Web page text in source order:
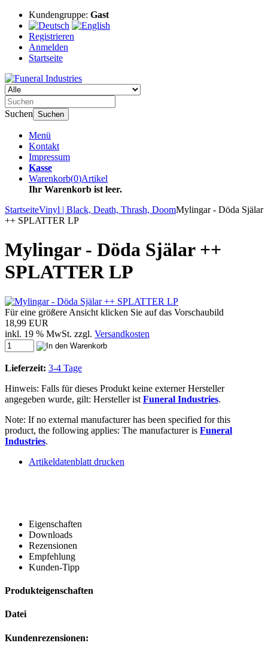
Kundengruppe: Gast
Registrieren
Anmelden
Startseite
Suchen Suchen
Menü
Kontakt
Impressum
Kasse
Warenkorb(0)Artikel
Ihr Warenkorb ist leer.
StartseiteVinyl | Black, Death, Thrash, DoomMylingar - Döda Själar
++ SPLATTER LP
Mylingar - Döda Själar ++
SPLATTER LP
Für eine größere Ansicht klicken Sie auf das Vorschaubild
18,99 EUR
inkl. 19 % MwSt. zzgl. Versandkosten
Lieferzeit: 3-4 Tage
Hinweis: Falls für dieses Produkt keine externer Hersteller
angegeben wurde, gilt: Hersteller ist Funeral Industries.
Note: If no external manufacturer has been specified for this
product, the following applies: The manufacturer is Funeral
Industries.
Artikeldatenblatt drucken
Eigenschaften
Downloads
Rezensionen
Empfehlung
Kunden-Tipp
Produkteigenschaften
Datei
Kundenrezensionen: